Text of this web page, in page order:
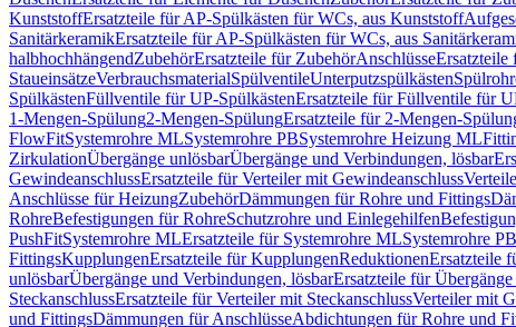
KunststoffErsatzteile für AP-Spülkästen für WCs, aus Kunststoff
SanitärkeramikErsatzteile für AP-Spülkästen für WCs, aus
halbhochhängendZubehörErsatzteile für ZubehörAnschlüsseErsatzteile
StaueinsätzeVerbrauchsmaterialSpülventileUnterputzspülkästen
SpülkästenFüllventile für UP-SpülkästenErsatzteile für Füllventile für
1-Mengen-Spülung2-Mengen-SpülungErsatzteile für 2-Mengen-
FlowFitSystemrohre MLSystemrohre PBSystemrohre Heizung ML
ZirkulationÜbergänge unlösbarÜbergänge und Verbindungen, lösbar
GewindeanschlussErsatzteile für Verteiler mit Gewindeanschluss
Anschlüsse für HeizungZubehörDämmungen für Rohre und Fittings
RohreBefestigungen für RohreSchutzrohre und Einlegehilfen
PushFitSystemrohre MLErsatzteile für Systemrohre MLSystemrohre PB
FittingsKupplungenErsatzteile für KupplungenReduktionenErsatzteile
unlösbarÜbergänge und Verbindungen, lösbarErsatzteile für
SteckanschlussErsatzteile für Verteiler mit SteckanschlussVerteiler mit
und FittingsDämmungen für AnschlüsseAbdichtungen für Rohre und